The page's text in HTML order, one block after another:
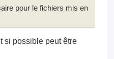
pour le fichiers mis en
si possible peut être